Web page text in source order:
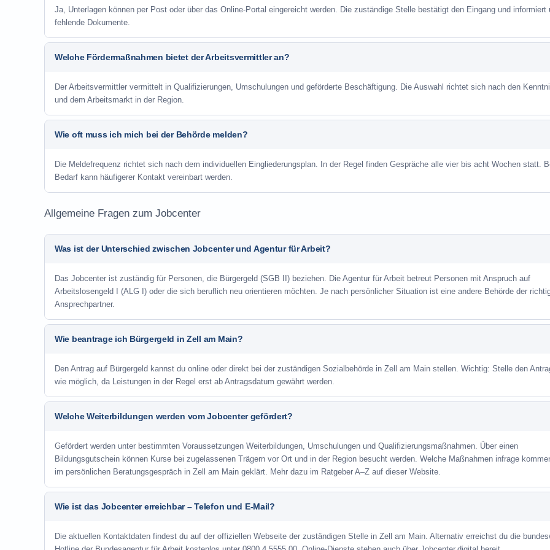
Ja, Unterlagen können per Post oder über das Online-Portal eingereicht werden. Die zuständige Stelle bestätigt den Eingang und informiert
fehlende Dokumente.
Welche Fördermaßnahmen bietet der Arbeitsvermittler an?
Der Arbeitsvermittler vermittelt in Qualifizierungen, Umschulungen und geförderte Beschäftigung. Die Auswahl richtet sich nach den
und dem Arbeitsmarkt in der Region.
Wie oft muss ich mich bei der Behörde melden?
Die Meldefrequenz richtet sich nach dem individuellen Eingliederungsplan. In der Regel finden Gespräche alle vier bis acht Wochen statt.
Bedarf kann häufigerer Kontakt vereinbart werden.
Allgemeine Fragen zum Jobcenter
Was ist der Unterschied zwischen Jobcenter und Agentur für Arbeit?
Das Jobcenter ist zuständig für Personen, die Bürgergeld (SGB II) beziehen. Die Agentur für Arbeit betreut Personen mit Anspruch auf
Arbeitslosengeld I (ALG I) oder die sich beruflich neu orientieren möchten. Je nach persönlicher Situation ist eine andere Behörde der
Ansprechpartner.
Wie beantrage ich Bürgergeld in Zell am Main?
Den Antrag auf Bürgergeld kannst du online oder direkt bei der zuständigen Sozialbehörde in Zell am Main stellen. Wichtig: Stelle den
wie möglich, da Leistungen in der Regel erst ab Antragsdatum gewährt werden.
Welche Weiterbildungen werden vom Jobcenter gefördert?
Gefördert werden unter bestimmten Voraussetzungen Weiterbildungen, Umschulungen und Qualifizierungsmaßnahmen. Über einen
Bildungsgutschein können Kurse bei zugelassenen Trägern vor Ort und in der Region besucht werden. Welche Maßnahmen infrage
im persönlichen Beratungsgespräch in Zell am Main geklärt. Mehr dazu im Ratgeber A–Z auf dieser Website.
Wie ist das Jobcenter erreichbar – Telefon und E-Mail?
Die aktuellen Kontaktdaten findest du auf der offiziellen Webseite der zuständigen Stelle in Zell am Main. Alternativ erreichst du die